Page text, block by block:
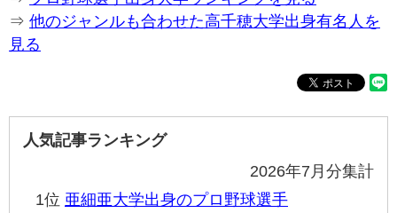
⇒ 他のジャンルも合わせた高千穂大学出身有名人を
見る
人気記事ランキング
2026年7月分集計
1位 亜細亜大学出身のプロ野球選手